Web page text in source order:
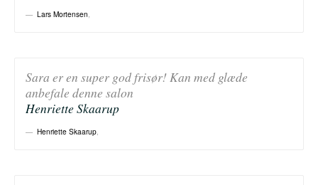
Lars Mortensen,
Sara er en super god frisør! Kan med glæde
anbefale denne salon
Henriette Skaarup
Henriette Skaarup,